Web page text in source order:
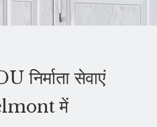
निर्माता सेवाएं
में